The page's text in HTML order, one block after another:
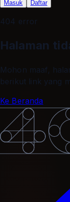
Masuk Daftar
404 error
Halaman
Mohon maaf,
berikut link yang
Ke Beranda